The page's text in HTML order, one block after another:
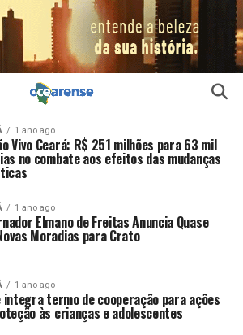
1 ano ago
Vivo Ceará: R$ 251 milhões para 63 mil
no combate aos efeitos das mudanças
1 ano ago
Elmano de Freitas Anuncia Quase
Moradias para Crato
1 ano ago
integra termo de cooperação para ações
às crianças e adolescentes